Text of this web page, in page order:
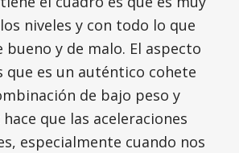
niveles y con todo lo que
bueno y de malo. El aspecto
que es un auténtico cohete
de bajo peso y
que las aceleraciones
especialmente cuando nos